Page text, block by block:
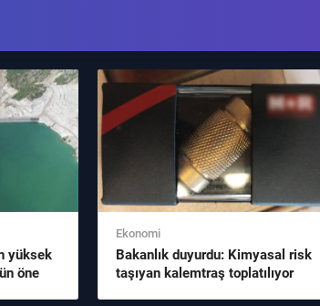
yüksek
öne
Ekonomi
Bakanlık duyurdu: Kimyasal risk
taşıyan kalemtraş toplatılıyor